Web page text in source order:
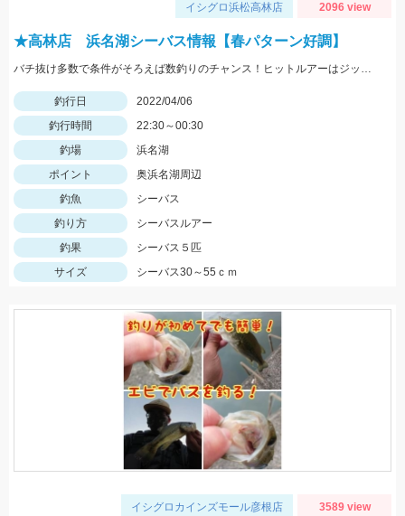
イシグロ浜松高林店 2096 view
★高林店 浜名湖シーバス情報【春パターン好調】
バチ抜け多数で条件がそろえば数釣りのチャンス！ヒットルアーはジップベイツのクロストリガー
釣行日
2022/04/06
釣行時間
22:30～00:30
釣場
浜名湖
ポイント
奥浜名湖周辺
釣魚
シーバス
釣り方
シーバスルアー
釣果
シーバス５匹
サイズ
シーバス30～55ｃｍ
イシグロカインズモール彦根店 3589 view